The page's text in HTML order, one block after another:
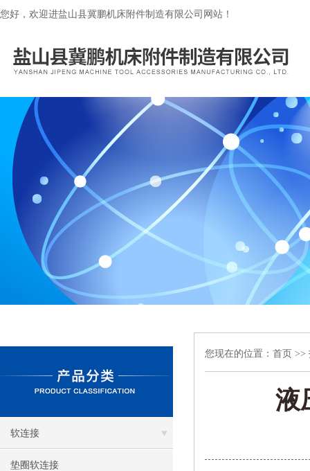
您好，欢迎进盐山县冀鹏机床附件制造有限公司网站！
软连接
垫圈软连接
您现在的位置： 首页 >>
液